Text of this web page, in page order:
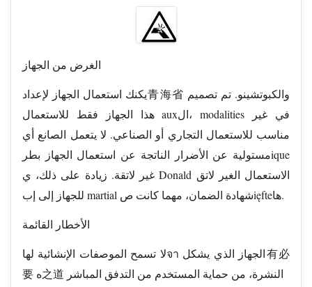
الغرض من الجهاز
يكنك استعمال الجهاز لإعداد青海省 والكبوتشينو. تم تصميم
هذا الجهاز فقط للاستعمال auxال، modalities في غير
مناسب للاستعمال التجاري أو الصناعي. لا يتعمل الصانع أي
مستولية عن الأضرار الناتجة عن استعمال الجهاز بطرique
غير لاتقة. زيادة على ذلك، ي Donald الاستعمال الغير لاتق
للجهاز إلى إب martial شهادة الضمان، مهما كانت صięfteها.
الأخطار القائمة
لا تسمح الموصفات الإنشائية لهاจา الجهاز الذي يشكل有必
要 ه之道 النشرة، من حماية المستخدم من التدفق المباشر